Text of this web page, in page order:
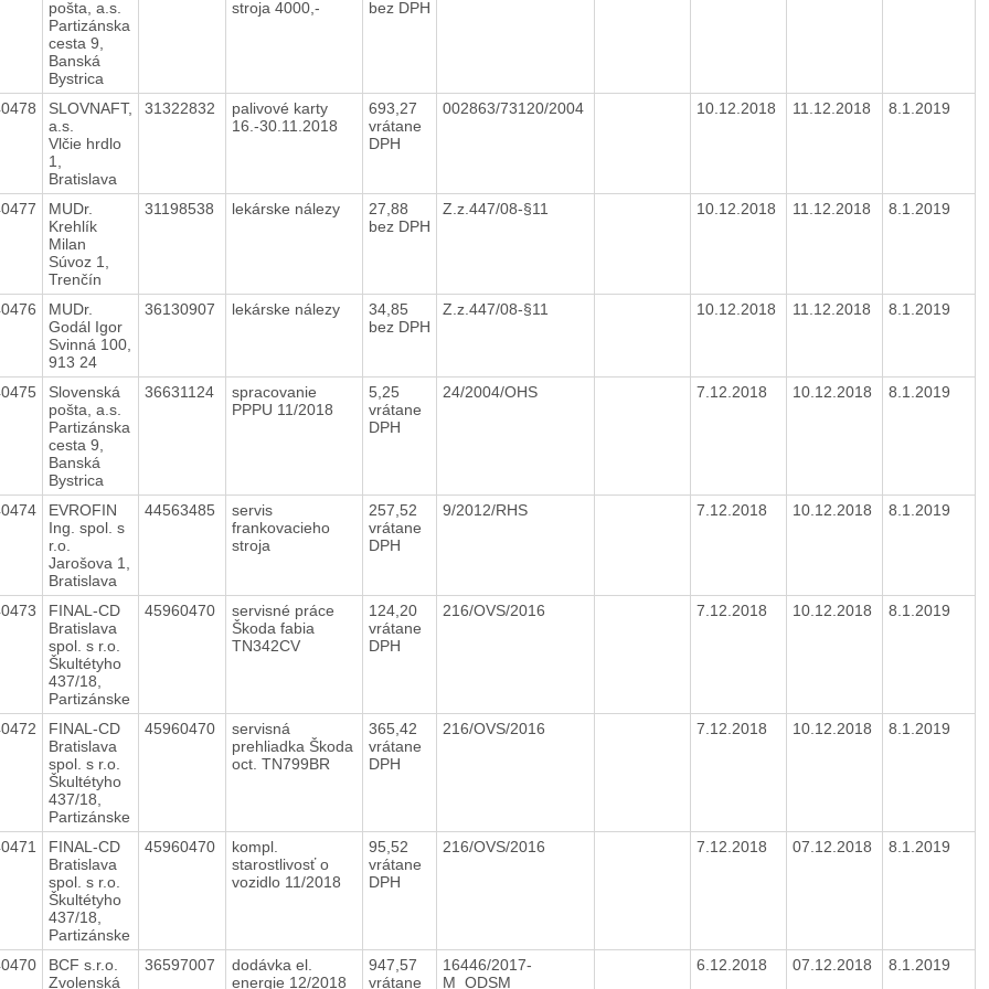
pošta, a.s.
Partizánska
cesta 9,
Banská
Bystrica
stroja 4000,-
bez DPH
SLOVNAFT,
a.s.
Vlčie hrdlo
1,
Bratislava
31322832
palivové karty
16.-30.11.2018
693,27
vrátane
DPH
002863/73120/2004 10.12.2018 11.12.2018 8.1.2019
MUDr.
Krehlík
Milan
Súvoz 1,
Trenčín
31198538 lekárske nálezy
27,88
bez DPH
Z.z.447/08-§11 10.12.2018 11.12.2018 8.1.2019
MUDr.
Godál Igor
Svinná 100,
913 24
36130907 lekárske nálezy
34,85
bez DPH
Z.z.447/08-§11 10.12.2018 11.12.2018 8.1.2019
Slovenská
pošta, a.s.
Partizánska
cesta 9,
Banská
Bystrica
36631124
spracovanie
PPPU 11/2018
5,25
vrátane
DPH
24/2004/OHS 7.12.2018 10.12.2018 8.1.2019
EVROFIN
Ing. spol. s
r.o.
Jarošova 1,
Bratislava
44563485
servis
frankovacieho
stroja
257,52
vrátane
DPH
9/2012/RHS 7.12.2018 10.12.2018 8.1.2019
FINAL-CD
Bratislava
spol. s r.o.
Škultétyho
437/18,
Partizánske
45960470
servisné práce
Škoda fabia
TN342CV
124,20
vrátane
DPH
216/OVS/2016 7.12.2018 10.12.2018 8.1.2019
FINAL-CD
Bratislava
spol. s r.o.
Škultétyho
437/18,
Partizánske
45960470
servisná
prehliadka Škoda
oct. TN799BR
365,42
vrátane
DPH
216/OVS/2016 7.12.2018 10.12.2018 8.1.2019
FINAL-CD
Bratislava
spol. s r.o.
Škultétyho
437/18,
Partizánske
45960470
kompl.
starostlivosť o
vozidlo 11/2018
95,52
vrátane
DPH
216/OVS/2016 7.12.2018 07.12.2018 8.1.2019
BCF s.r.o.
Zvolenská
36597007
dodávka el.
energie 12/2018
947,57
vrátane
16446/2017-
M_ODSM
6.12.2018 07.12.2018 8.1.2019